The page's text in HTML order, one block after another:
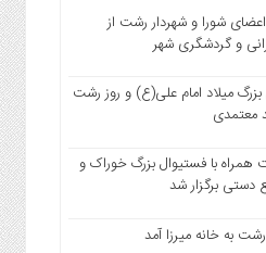
شورا و شهردار رشت از
و گردشگری شهر
میلاد امام علی(ع) و روز رشت
معتمدی
با فستیوال بزرگ خوراک و
دستی برگزار شد
به خانه میرزا آمد